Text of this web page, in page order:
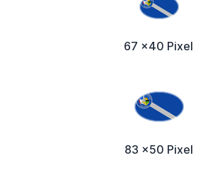
67 x40 Pixel
83 x50 Pixel